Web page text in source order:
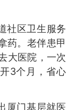
区卫生服务
药。老伴患甲
大医院，一次
3个月，省心
门基层就医